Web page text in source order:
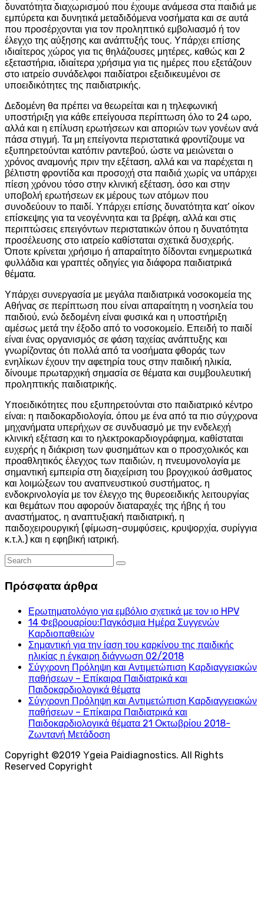
δυνατότητα διαχωρισμού που έχουμε ανάμεσα στα παιδιά με
εμπύρετα και δυνητικά μεταδιδόμενα νοσήματα και σε αυτά
που προσέρχονται για τον προληπτικό εμβολιασμό ή τον
έλεγχο της αύξησης και ανάπτυξής τους. Υπάρχει επίσης
ιδιαίτερος χώρος για τις θηλάζουσες μητέρες, καθώς και 2
εξεταστήρια, ιδιαίτερα χρήσιμα για τις ημέρες που εξετάζουν
στο ιατρείο συνάδελφοι παιδίατροι εξειδικευμένοι σε
υποειδικότητες της παιδιατρικής.
Δεδομένη θα πρέπει να θεωρείται και η τηλεφωνική
υποστήριξη για κάθε επείγουσα περίπτωση όλο το 24 ωρο,
αλλά και η επίλυση ερωτήσεων και αποριών των γονέων ανά
πάσα στιγμή. Τα μη επείγοντα περιστατικά φροντίζουμε να
εξυπηρετούνται κατόπιν ραντεβού, ώστε να μειώνεται ο
χρόνος αναμονής πριν την εξέταση, αλλά και να παρέχεται η
βέλτιστη φροντίδα και προσοχή στα παιδιά χωρίς να υπάρχει
πίεση χρόνου τόσο στην κλινική εξέταση, όσο και στην
υποβολή ερωτήσεων εκ μέρους των ατόμων που
συνοδεύουν το παιδί. Υπάρχει επίσης δυνατότητα κατ’ οίκον
επίσκεψης για τα νεογέννητα και τα βρέφη, αλλά και στις
περιπτώσεις επειγόντων περιστατικών όπου η δυνατότητα
προσέλευσης στο ιατρείο καθίσταται σχετικά δυσχερής.
Όποτε κρίνεται χρήσιμο ή απαραίτητο δίδονται ενημερωτικά
φυλλάδια και γραπτές οδηγίες για διάφορα παιδιατρικά
θέματα.
Υπάρχει συνεργασία με μεγάλα παιδιατρικά νοσοκομεία της
Αθήνας σε περίπτωση που είναι απαραίτητη η νοσηλεία του
παιδιού, ενώ δεδομένη είναι φυσικά και η υποστήριξη
αμέσως μετά την έξοδο από το νοσοκομείο. Επειδή το παιδί
είναι ένας οργανισμός σε φάση ταχείας ανάπτυξης και
γνωρίζοντας ότι πολλά από τα νοσήματα φθοράς των
ενηλίκων έχουν την αφετηρία τους στην παιδική ηλικία,
δίνουμε πρωταρχική σημασία σε θέματα και συμβουλευτική
προληπτικής παιδιατρικής.
Υποειδικότητες που εξυπηρετούνται στο παιδιατρικό κέντρο
είναι: η παιδοκαρδιολογία, όπου με ένα από τα πιο σύγχρονα
μηχανήματα υπερήχων σε συνδυασμό με την ενδελεχή
κλινική εξέταση και το ηλεκτροκαρδιογράφημα, καθίσταται
ευχερής η διάκριση των φυσημάτων και ο προσχολικός και
προαθλητικός έλεγχος των παιδιών, η πνευμονολογία με
σημαντική εμπειρία στη διαχείριση του βρογχικού άσθματος
και λοιμώξεων του αναπνευστικού συστήματος, η
ενδοκρινολογία με τον έλεγχο της θυρεοειδικής λειτουργίας
και θεμάτων που αφορούν διαταραχές της ήβης ή του
αναστήματος, η αναπτυξιακή παιδιατρική, η
παιδοχειρουργική (φίμωση-συμφύσεις, κρυψορχία, συρίγγια
κ.τ.λ.) και η εφηβική ιατρική.
Πρόσφατα άρθρα
Ερωτηματολόγιο για εμβόλιο σχετικά με τον ιο HPV
14 Φεβρουαρίου:Παγκόσμια Ημέρα Συγγενών
Καρδιοπαθειών
Σημαντική για την ίαση του καρκίνου της παιδικής
ηλικίας η έγκαιρη διάγνωση 02/2018
Σύγχρονη Πρόληψη και Αντιμετώπιση Καρδιαγγειακών
παθήσεων – Επίκαιρα Παιδιατρικά και
Παιδοκαρδιολογικά θέματα
Σύγχρονη Πρόληψη και Αντιμετώπιση Καρδιαγγειακών
παθήσεων – Επίκαιρα Παιδιατρικά και
Παιδοκαρδιολογικά θέματα 21 Οκτωβρίου 2018-
Ζωντανή Μετάδοση
Copyright ©2019 Υgeia Paidiagnostics. All Rights
Reserved Copyright